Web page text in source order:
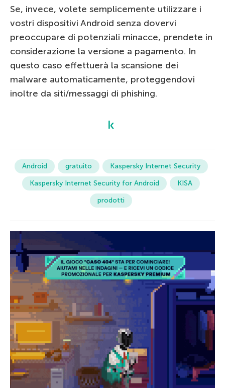
Se, invece, volete semplicemente utilizzare i
vostri dispositivi Android senza dovervi
preoccupare di potenziali minacce, prendete in
considerazione la versione a pagamento. In
questo caso effettuerà la scansione dei
malware automaticamente, proteggendovi
inoltre da siti/messaggi di phishing.
Android gratuito
Kaspersky Internet Security
Kaspersky Internet Security for Android
KISA
prodotti